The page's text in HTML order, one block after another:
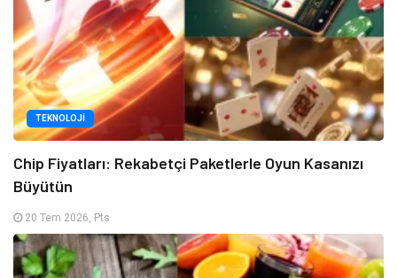
TEKNOLOJI
Chip Fiyatları: Rekabetçi Paketlerle Oyun Kasanızı
Büyütün
20 Tem 2026, Pts